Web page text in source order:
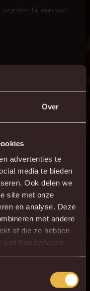
Over
advertenties te
media te bieden
Ook delen we
site met onze
en analyse. Deze
met andere
of die ze hebben
hun services.
bij één van
losse tickets
wedstrijd aan het
zijn devolgende: